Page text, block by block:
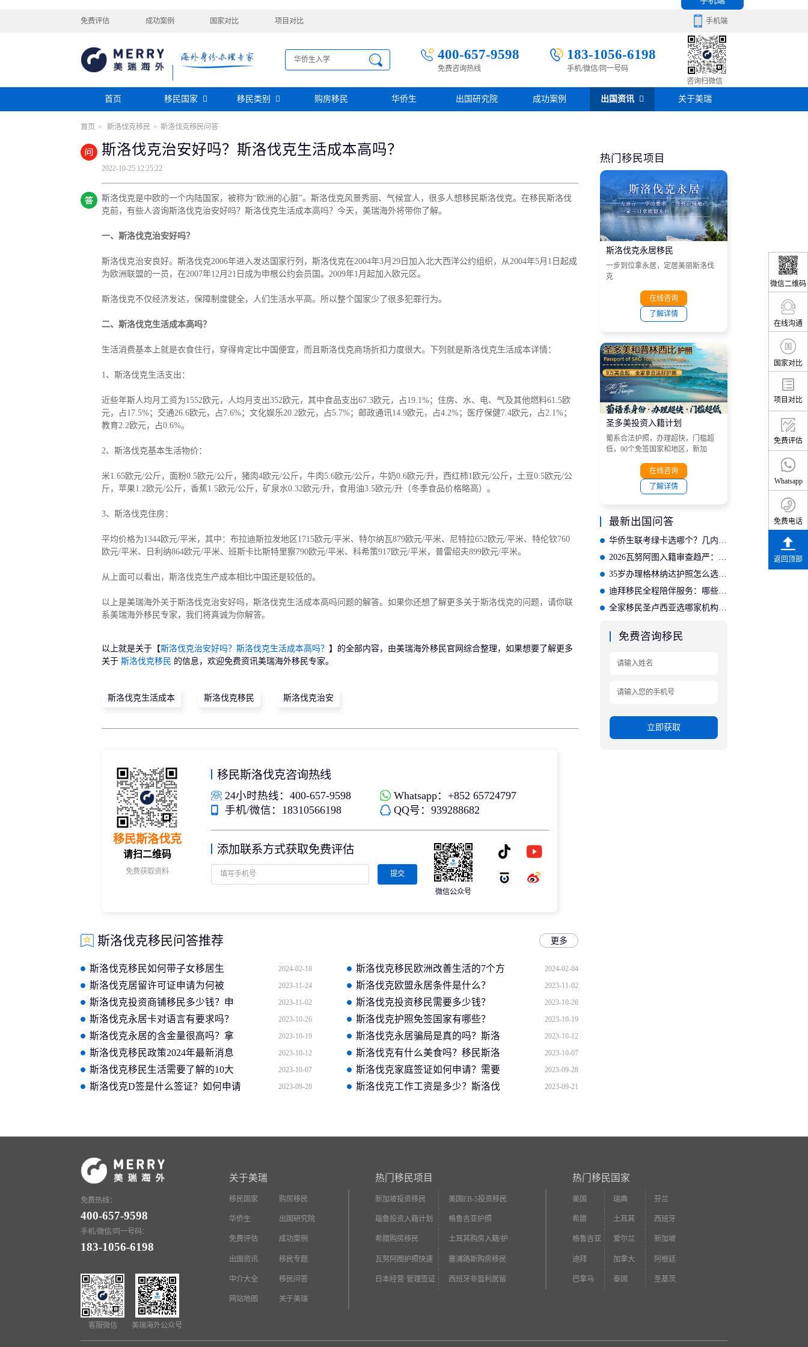
免费评估 成功案例 国家对比 项目对比 手机端
400-657-9598
免费咨询热线
183-1056-6198
手机/微信/同一号码
咨询扫微信
首页 移民国家
美洲
安提瓜
格林纳达 圣卢西亚 多米尼克
欧洲
瑞典 芬兰 希腊 土耳其 西班牙
葡萄牙
格鲁吉亚
爱尔兰 马耳他 黑山
塞浦路斯
奥地利
拉脱维亚 英国 斯洛伐克 德国
大洋洲
新加坡 迪拜 马来西亚 泰国 日本
韩国
非洲
在线咨询
移民类别
购房移民
迪拜黄金签证
格林纳达投资购房护照
土耳其购房入籍/护照
投资移民
香港投资移民
塞浦路斯购房移民
葡萄牙50万欧基金投资永居
圣多美投资入籍计划
格鲁吉亚护照
圣基茨投资购房护照
芬兰创业自雇移民
德国法人签证
葡萄牙捐赠移民
格鲁吉亚护照
马耳他捐款投资护照
安提瓜捐赠护照
新西兰雇主担保(绿名单)
瑞典雇主担保移民
爱尔兰高管居留计划
西班牙远程工签
菲律宾退休居留签证SRRV
香港高才
澳洲186、187雇主担保移民
购房移民 华侨生 出国研究院 成功案例 出国资讯
移民百科
房产知识
移民问答
关于美瑞
首页 > 斯洛伐克移民 > 斯洛伐克移民问答
斯洛伐克治安好吗？斯洛伐克生活成本高吗？
2022-10-25 12:25:22
斯洛伐克是中欧的一个内陆国家，被称为“欧洲的心脏”。斯洛伐克风景秀丽、气候宜人，很多人想移民斯洛伐克。在移民斯洛伐
克前，有些人咨询斯洛伐克治安好吗？斯洛伐克生活成本高吗？今天，美瑞海外将带你了解。
一、斯洛伐克治安好吗？
斯洛伐克治安良好。斯洛伐克2006年进入发达国家行列，斯洛伐克在2004年3月29日加入北大西洋公约组织，从2004年5月1日起成
为欧洲联盟的一员，在2007年12月21日成为申根公约会员国。2009年1月起加入欧元区。
斯洛伐克不仅经济发达，保障制度健全，人们生活水平高。所以整个国家少了很多犯罪行为。
二、斯洛伐克生活成本高吗？
生活消费基本上就是衣食住行，穿得肯定比中国便宜，而且斯洛伐克商场折扣力度很大。下列就是斯洛伐克生活成本详情：
1、斯洛伐克生活支出：
近些年斯人均月工资为1552欧元，人均月支出352欧元，其中食品支出67.3欧元，占19.1%；住房、水、电、气及其他燃料61.5欧
元，占17.5%；交通26.6欧元，占7.6%；文化娱乐20.2欧元，占5.7%；邮政通讯14.9欧元，占4.2%；医疗保健7.4欧元，占2.1%；
教育2.2欧元，占0.6%。
2、斯洛伐克基本生活物价：
米1.65欧元/公斤，面粉0.5欧元/公斤，猪肉4欧元/公斤，牛肉5.6欧元/公斤，牛奶0.6欧元/升，西红柿1欧元/公斤，土豆0.5欧元/公
斤，苹果1.2欧元/公斤，香蕉1.5欧元/公斤，矿泉水0.32欧元/升，食用油3.5欧元/升（冬季食品价格略高）。
3、斯洛伐克住房：
平均价格为1344欧元/平米，其中：布拉迪斯拉发地区1715欧元/平米、特尔纳瓦879欧元/平米、尼特拉652欧元/平米、特伦钦760
欧元/平米、日利纳864欧元/平米、班斯卡比斯特里察790欧元/平米、科希策917欧元/平米，普雷绍夫899欧元/平米。
从上面可以看出，斯洛伐克生产成本相比中国还是较低的。
以上是美瑞海外关于斯洛伐克治安好吗，斯洛伐克生活成本高吗问题的解答。如果你还想了解更多关于斯洛伐克的问题，请你联
系美瑞海外移民专家，我们将真诚为你解答。
以上就是关于【斯洛伐克治安好吗？斯洛伐克生活成本高吗？ 】的全部内容，由美瑞海外移民官网综合整理，如果想要了解更多
关于斯洛伐克移民 的信息，欢迎免费资讯美瑞海外移民专家。
斯洛伐克生活成本 斯洛伐克移民 斯洛伐克治安
移民斯洛伐克
请扫二维码
免费获取资料
移民斯洛伐克咨询热线
24小时热线：400-657-9598
Whatsapp：+852 65724797
手机/微信：18310566198
QQ号：939288682
添加联系方式获取免费评估
提交
微信公众号
斯洛伐克移民问答推荐 更多
斯洛伐克移民如何带子女移居生
活？这份指南值得收藏！
2024-02-18
斯洛伐克移民欧洲改善生活的7个方
面，你了解几个？
2024-02-04
斯洛伐克居留许可证申请为何被
拒？原因都有哪些？
2023-11-24
斯洛伐克欧盟永居条件是什么？
2024年最新投资指南！
2023-11-02
斯洛伐克投资商铺移民多少钱？申
请需要什么条件？
2023-11-02
斯洛伐克投资移民需要多少钱？
2024年办理费用介绍！
2023-10-26
斯洛伐克永居卡对语言有要求吗？
申请条件是什么？
2023-10-26
斯洛伐克护照免签国家有哪些？
2024年最新一览表！
2023-10-19
斯洛伐克永居的含金量很高吗？拿
绿卡有什么好处？
2023-10-19
斯洛伐克永居骗局是真的吗？斯洛
伐克永居利弊分析
2023-10-12
斯洛伐克移民政策2024年最新消息
是什么？
2023-10-12
斯洛伐克有什么美食吗？移民斯洛
伐克生活需提前了解！
2023-10-07
斯洛伐克移民生活需要了解的10大
问题，你知道几个？
2023-10-07
斯洛伐克家庭签证如何申请？需要
提供什么材料和文件？
2023-09-28
斯洛伐克D签是什么签证？如何申请
2023-09-28
斯洛伐克工作工资是多少？斯洛伐
2023-09-21
热门移民项目
斯洛伐克永居移民
一步到位拿永居，定居美丽斯洛伐
克
在线咨询
了解详情
圣多美投资入籍计划
葡系合法护照，办理超快，门槛超
低，90个免签国家和地区，新加
马来西亚和非洲大部分国家等目的
在线咨询
了解详情
最新出国问答
35岁办理格林纳达护照怎么选？适合的投资入籍机构推荐
迪拜移民全程陪伴服务：哪些公司提供完善的后续保障？
全家移民圣卢西亚选哪家机构？专业方案适配家庭需求
免费咨询移民
立即获取
微信二维码
在线沟通
国家对比
项目对比
免费评估
Whatsapp
免费电话
返回顶部
免费热线：
400-657-9598
手机/微信/同一号码：
183-1056-6198
客服微信 美瑞海外公众号
关于美瑞
移民国家 购房移民
华侨生 出国研究院
免费评估 成功案例
出国资讯 移民专题
中介大全 移民问答
网站地图 关于美瑞
热门移民项目
新加坡投资移民 美国EB-5投资移民
瑙鲁投资入籍计划 格鲁吉亚护照
希腊购房移民 土耳其购房入籍/护
照
瓦努阿图护照快速
入籍
塞浦路斯购房移民
日本经营·管理签证 西班牙非盈利居留
热门移民国家
美国 瑞典 芬兰
希腊 土耳其 西班牙
格鲁吉亚 爱尔兰 新加坡
迪拜 加拿大 阿根廷
巴拿马 泰国 圣基茨